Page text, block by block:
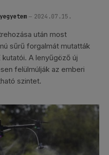
2024.07.15.
után most
sűrű forgalmát mutatták
A lenyűgöző új
felülmúlják az emberi
szintet.